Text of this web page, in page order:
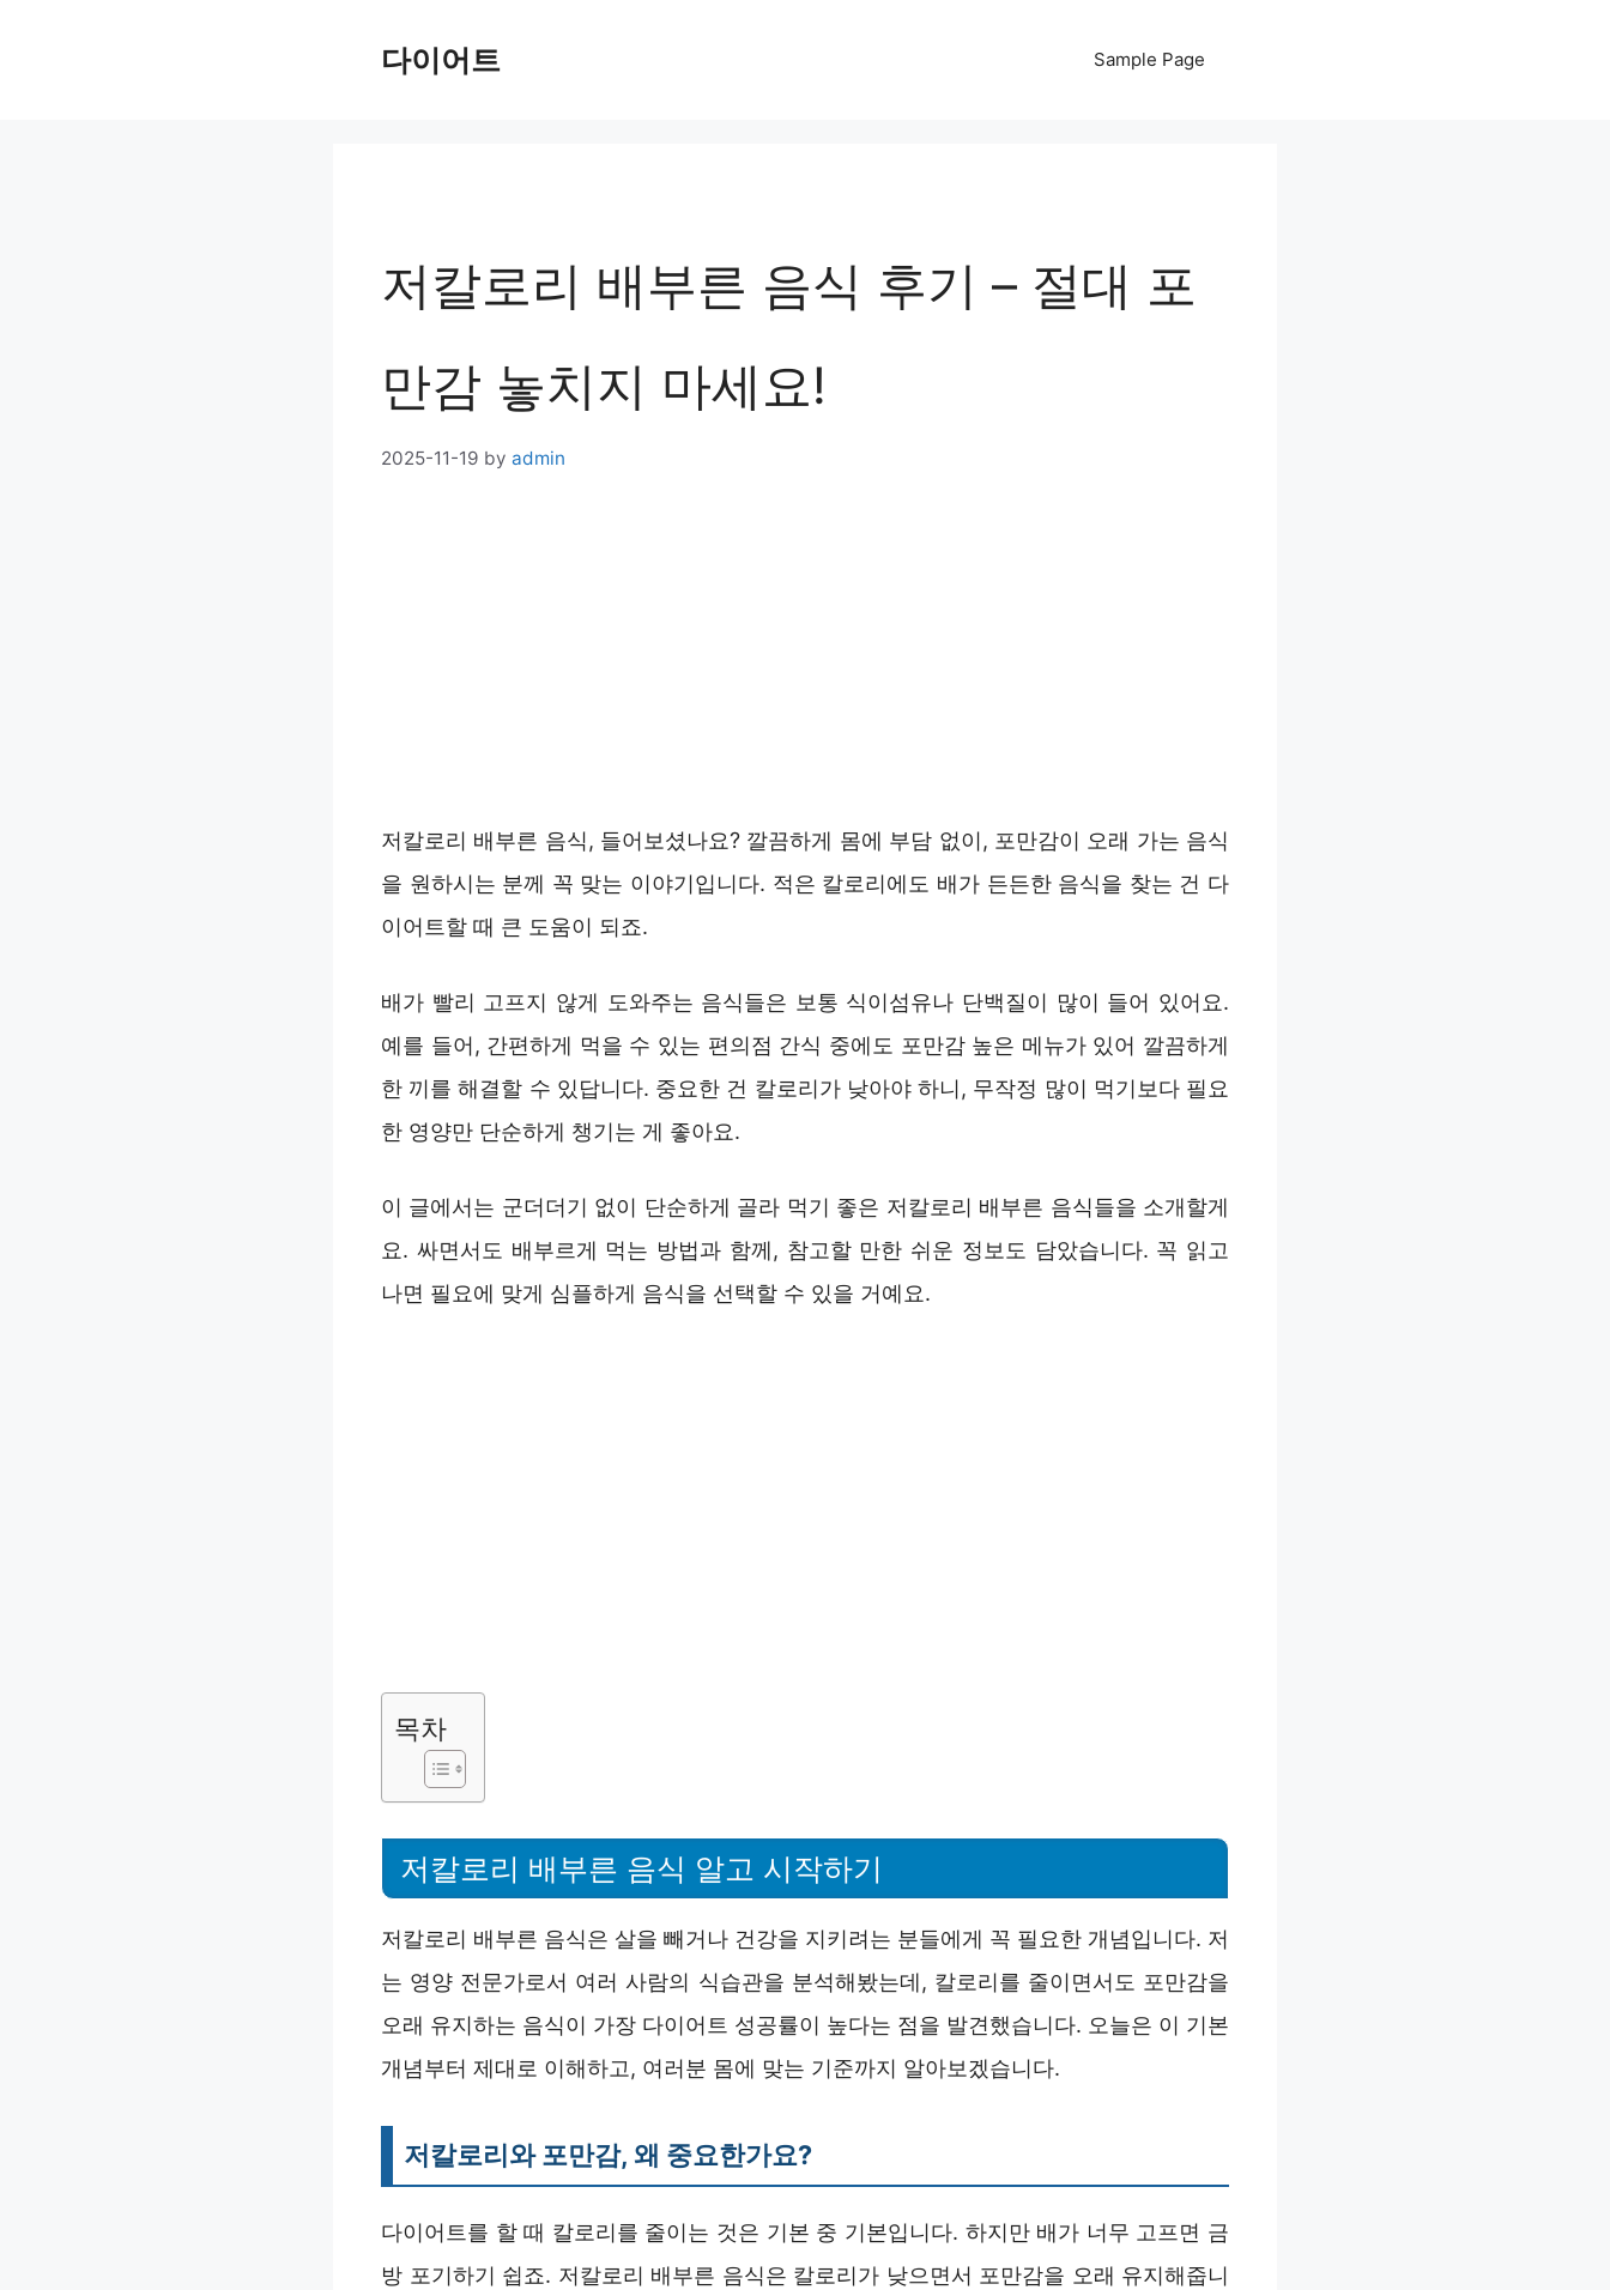
다이어트 Sample Page
저칼로리 배부른 음식 후기 – 절대 포
만감 놓치지 마세요!
2025-11-19 by admin
저칼로리 배부른 음식, 들어보셨나요? 깔끔하게 몸에 부담 없이, 포만감이 오래 가는 음식
을 원하시는 분께 꼭 맞는 이야기입니다. 적은 칼로리에도 배가 든든한 음식을 찾는 건 다
이어트할 때 큰 도움이 되죠.
배가 빨리 고프지 않게 도와주는 음식들은 보통 식이섬유나 단백질이 많이 들어 있어요.
예를 들어, 간편하게 먹을 수 있는 편의점 간식 중에도 포만감 높은 메뉴가 있어 깔끔하게
한 끼를 해결할 수 있답니다. 중요한 건 칼로리가 낮아야 하니, 무작정 많이 먹기보다 필요
한 영양만 단순하게 챙기는 게 좋아요.
이 글에서는 군더더기 없이 단순하게 골라 먹기 좋은 저칼로리 배부른 음식들을 소개할게
요. 싸면서도 배부르게 먹는 방법과 함께, 참고할 만한 쉬운 정보도 담았습니다. 꼭 읽고
나면 필요에 맞게 심플하게 음식을 선택할 수 있을 거예요.
목차
저칼로리 배부른 음식 알고 시작하기
저칼로리 배부른 음식은 살을 빼거나 건강을 지키려는 분들에게 꼭 필요한 개념입니다. 저
는 영양 전문가로서 여러 사람의 식습관을 분석해봤는데, 칼로리를 줄이면서도 포만감을
오래 유지하는 음식이 가장 다이어트 성공률이 높다는 점을 발견했습니다. 오늘은 이 기본
개념부터 제대로 이해하고, 여러분 몸에 맞는 기준까지 알아보겠습니다.
저칼로리와 포만감, 왜 중요한가요?
다이어트를 할 때 칼로리를 줄이는 것은 기본 중 기본입니다. 하지만 배가 너무 고프면 금
방 포기하기 쉽죠. 저칼로리 배부른 음식은 칼로리가 낮으면서 포만감을 오래 유지해줍니